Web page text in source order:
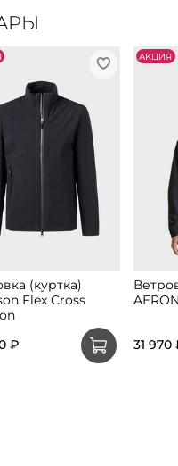
(куртка)
Flex Cross
₽
АKЦИЯ
31 970